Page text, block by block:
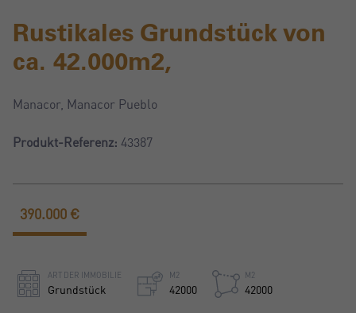
Rustikales Grundstück von
ca. 42.000m2,
Manacor, Manacor Pueblo
Produkt-Referenz: 43387
ART DER IMMOBILIE
Grundstück
M2
42000
M2
42000
390.000 €